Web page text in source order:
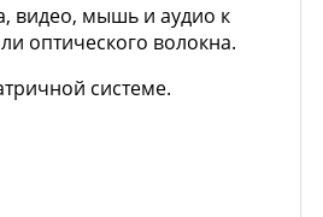
видео, мышь и аудио к
оптического волокна.
системе.